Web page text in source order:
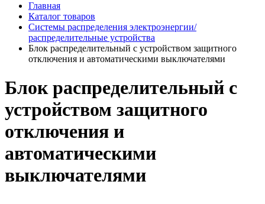
Главная
Каталог товаров
Системы распределения электроэнергии/
распределительные устройства
Блок распределительный с устройством защитного
отключения и автоматическими выключателями
Блок распределительный с
устройством защитного
отключения и
автоматическими
выключателями